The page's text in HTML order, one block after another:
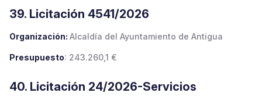
39. Licitación 4541/2026
Organización: Alcaldía del Ayuntamiento de Antigua
Presupuesto: 243.260,1 €
40. Licitación 24/2026-Servicios